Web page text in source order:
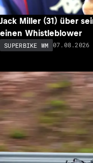
Jack Miller (31) über
einen Whistleblower
SUPERBIKE WM